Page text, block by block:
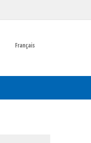
Français